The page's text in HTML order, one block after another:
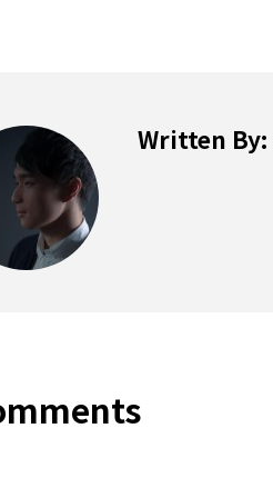
Written By: